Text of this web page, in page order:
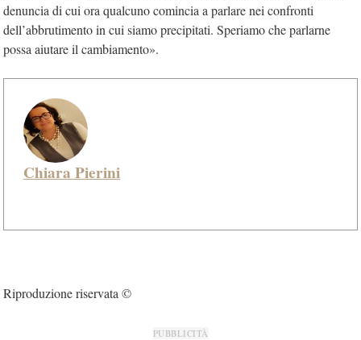
denuncia di cui ora qualcuno comincia a parlare nei confronti
dell’abbrutimento in cui siamo precipitati. Speriamo che parlarne
possa aiutare il cambiamento».
Chiara Pierini
Riproduzione riservata ©
PUBBLICITÀ